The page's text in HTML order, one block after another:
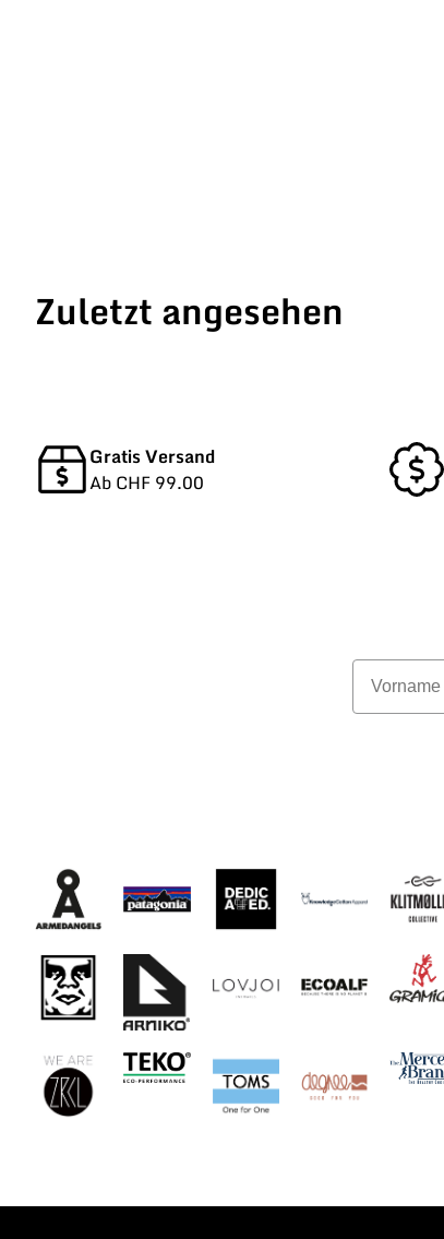
Zuletzt angesehen
Gratis Versand
Ab CHF 99.00
Vorname